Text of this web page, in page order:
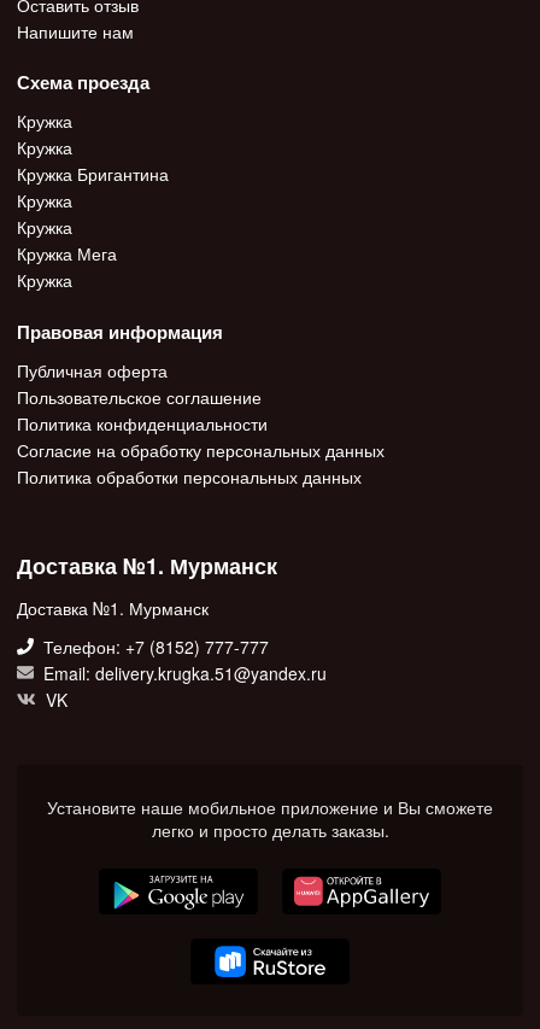
Напишите нам
Схема проезда
Кружка
Кружка
Кружка Бригантина
Кружка
Кружка
Кружка Мега
Кружка
Правовая информация
Публичная оферта
Пользовательское соглашение
Политика конфиденциальности
Согласие на обработку персональных данных
Политика обработки персональных данных
Доставка №1. Мурманск
Доставка №1. Мурманск
Телефон: +7 (8152) 777-777
Email: delivery.krugka.51@yandex.ru
VK
Установите наше мобильное приложение и Вы сможете
легко и просто делать заказы.